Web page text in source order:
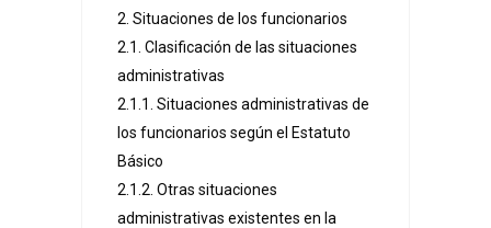
2. Situaciones de los funcionarios
2.1. Clasificación de las situaciones
administrativas
2.1.1. Situaciones administrativas de
los funcionarios según el Estatuto
Básico
2.1.2. Otras situaciones
administrativas existentes en la